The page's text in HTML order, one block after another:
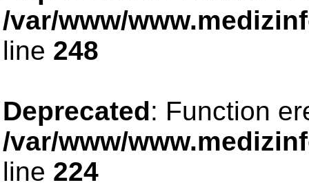
/var/www/
line 248
Deprecated: Function
/var/www/
line 224